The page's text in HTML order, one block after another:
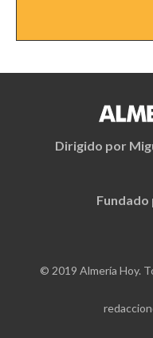
Dirigido por
Fundado
© 2019 Almería Hoy.